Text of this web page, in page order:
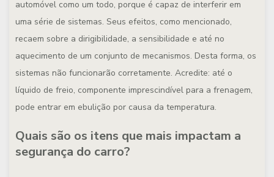
automóvel como um todo, porque é capaz de interferir em
uma série de sistemas. Seus efeitos, como mencionado,
recaem sobre a dirigibilidade, a sensibilidade e até no
aquecimento de um conjunto de mecanismos. Desta forma, os
sistemas não funcionarão corretamente. Acredite: até o
líquido de freio, componente imprescindível para a frenagem,
pode entrar em ebulição por causa da temperatura.
Quais são os itens que mais impactam a
segurança do carro?